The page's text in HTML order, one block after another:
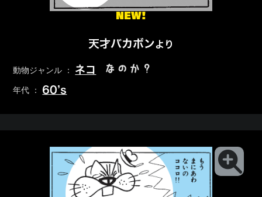
NEW!
天才バカボンより
動物ジャンル ： ネコ なのか？
年代 ： 60’s